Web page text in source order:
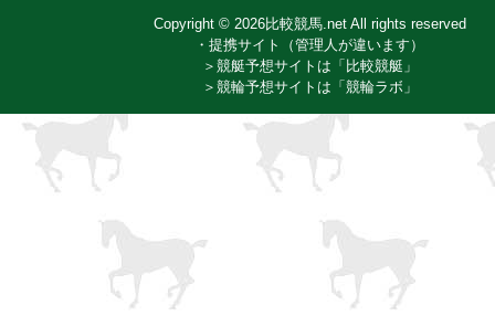
Copyright © 2026比較競馬.net All rights reserved
・提携サイト（管理人が違います）
＞競艇予想サイトは「比較競艇」
＞競輪予想サイトは「競輪ラボ」